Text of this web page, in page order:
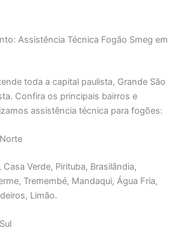
Assistência Técnica Fogão Smeg em
toda a capital paulista, Grande São
Confira os principais bairros e
assistência técnica para fogões:
Casa Verde, Pirituba, Brasilândia,
Tremembé, Mandaqui, Água Fria,
Limão.